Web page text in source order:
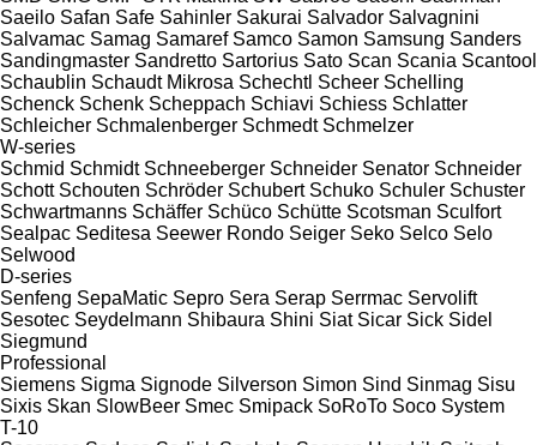
Saeilo Safan Safe Sahinler Sakurai Salvador Salvagnini
Salvamac Samag Samaref Samco Samon Samsung Sanders
Sandingmaster Sandretto Sartorius Sato Scan Scania Scantool
Schaublin Schaudt Mikrosa Schechtl Scheer Schelling
Schenck Schenk Scheppach Schiavi Schiess Schlatter
Schleicher Schmalenberger Schmedt Schmelzer
W-series
Schmid Schmidt Schneeberger Schneider Senator Schneider
Schott Schouten Schröder Schubert Schuko Schuler Schuster
Schwartmanns Schäffer Schüco Schütte Scotsman Sculfort
Sealpac Seditesa Seewer Rondo Seiger Seko Selco Selo
Selwood
D-series
Senfeng SepaMatic Sepro Sera Serap Serrmac Servolift
Sesotec Seydelmann Shibaura Shini Siat Sicar Sick Sidel
Siegmund
Professional
Siemens Sigma Signode Silverson Simon Sind Sinmag Sisu
Sixis Skan SlowBeer Smec Smipack SoRoTo Soco System
T-10